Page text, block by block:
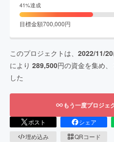
41%達成
目標金額700,000円
このプロジェクトは、 2022/11/20
により 289,500円の資金を集め、
した
もう一度プロジェ
ポスト シェア
埋め込み
QRコード